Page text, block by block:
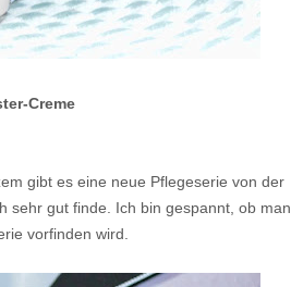
Creme
gibt es eine neue Pflegeserie von der
sehr gut finde. Ich bin gespannt, ob man
vorfinden wird.